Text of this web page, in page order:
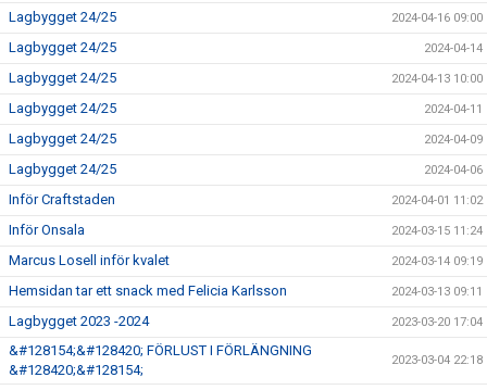
Lagbygget 24/25 2024-04-16 09:00
Lagbygget 24/25 2024-04-14
Lagbygget 24/25 2024-04-13 10:00
Lagbygget 24/25 2024-04-11
Lagbygget 24/25 2024-04-09
Lagbygget 24/25 2024-04-06
Inför Craftstaden 2024-04-01 11:02
Inför Onsala 2024-03-15 11:24
Marcus Losell inför kvalet 2024-03-14 09:19
Hemsidan tar ett snack med Felicia Karlsson 2024-03-13 09:11
Lagbygget 2023 -2024 2023-03-20 17:04
&#128154;&#128420; FÖRLUST I FÖRLÄNGNING
&#128420;&#128154;
2023-03-04 22:18